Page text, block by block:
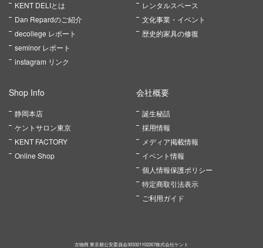
KENT DELIとは
Dan Repardのご紹介
decollege レポート
seminor レポート
instagram リンク
レンタルスペース
文化事業・イベント
歴史的家具の修復
Shop Info
静岡本店
ケントサロン東京
KENT FACTORY
Online Shop
会社概要
誕生秘話
採用情報
メディア掲載情報
イベント情報
個人情報保護ポリシー
特定商取引法表示
ご利用ガイド
古物商 東京都公安委員会303321102267株式会社ケント